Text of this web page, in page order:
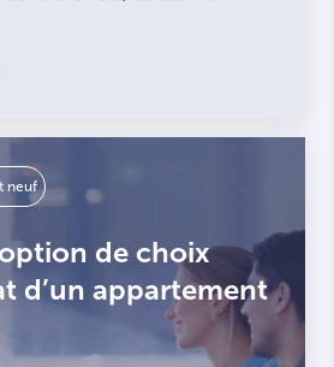
neuf
de choix
d’un appartement